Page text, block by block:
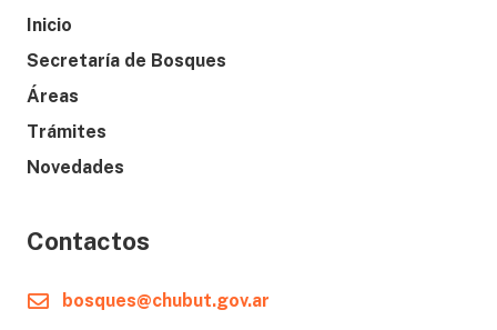
Inicio
Secretaría de Bosques
Áreas
Trámites
Novedades
Contactos
bosques@chubut.gov.ar